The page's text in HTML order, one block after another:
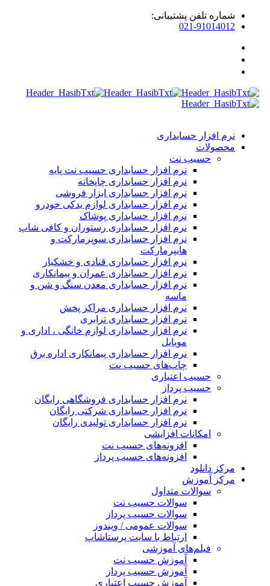
شماره تلفن پشتیبانی:
021-91014012
نرم افزار حسابداری
محصولات
حسیب نت
نرم افزار حسابداری حسیب نت پایه
نرم افزار حسابداری چاپخانه
نرم افزار حسابداری ابزار فروشی
نرم افزار حسابداری لوازم یدکی خودرو
نرم افزار حسابداری پوشاک
نرم افزار حسابداری رستوران و کافی شاپ
نرم افزار حسابداری سوپرمارکت و
هایپرمارکت
نرم افزار حسابداری قنادی و خشکبار
نرم افزار حسابداری عمران و پیمانکاری
نرم افزار حسابداری معدن سنگ و شن و
ماسه
نرم افزار حسابداری مراکز پخش
نرم افزار حسابداری ترابری
نرم افزار حسابداری لوازم خانگی ، اداری و
موبایل
نرم افزار حسابداری پیمانکاری اداره برق
چاپ‌های حسیب نت
حسیب اعتباری
حسیب پرداز
نرم افزار حسابداری فروشگاهی رایگان
نرم افزار حسابداری شرکتی رایگان
نرم افزار حسابداری تولیدی رایگان
امکانات افزایشی
افزونه‌های حسیب نت
افزونه‌های حسیب پرداز
مرکز دانلود
مرکز آموزش
سوالات متداول
سوالات حسیب نت
سوالات حسیب پرداز
سوالات عمومی / ویندوز
ارتباط با سایت پرستاشاپ
فیلم‌های آموزشی
آموزش حسیب نت
آموزش حسیب پرداز
آموزش حسیب اعتباری